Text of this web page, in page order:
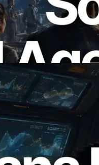
ห้ API ที่ต้องใช้